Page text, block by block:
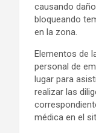
causando
bloqueando
en la zona.
Elementos de
personal de
lugar para
realizar las
médica en el